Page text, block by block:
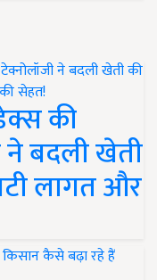
की
ने बदली खेती
लागत और